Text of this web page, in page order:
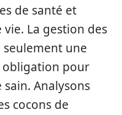
de santé et
La gestion des
seulement une
obligation pour
Analysons
cocons de